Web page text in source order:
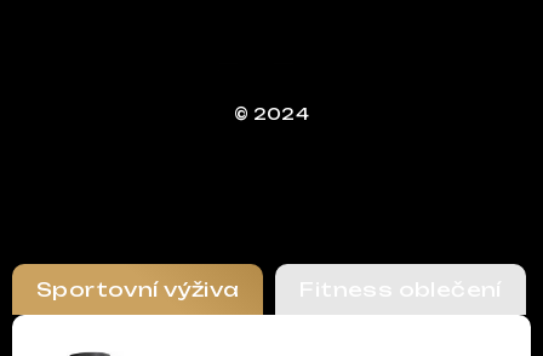
© 2024
Sportovní výživa Fitness oblečení